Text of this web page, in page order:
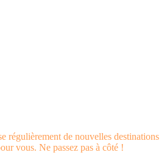
régulièrement de nouvelles destinations
vous. Ne passez pas à côté !